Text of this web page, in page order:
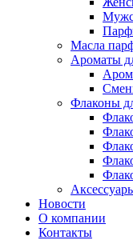
Масла
Ароматы
Флаконы
Новости
О компании
Контакты